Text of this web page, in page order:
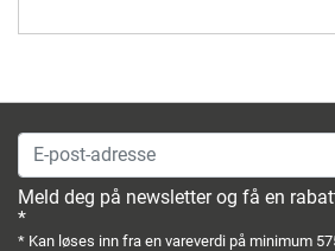
E-post-adresse
Meld deg på newsletter og få en
*
* Kan løses inn fra en vareverdi på minimum